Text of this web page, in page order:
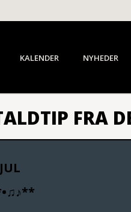
KALENDER NYHEDER
FRA